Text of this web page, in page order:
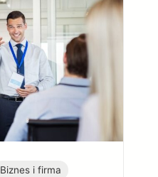
Biznes i firma